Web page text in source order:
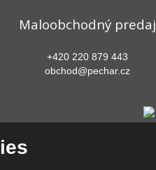
Maloobchodný predaj
+420 220 879 443
obchod@pechar.cz